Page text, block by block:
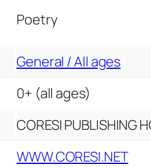
Poetry
General / All ages
0+ (all ages)
CORESI PUBLISHING
WWW.CORESI.NET